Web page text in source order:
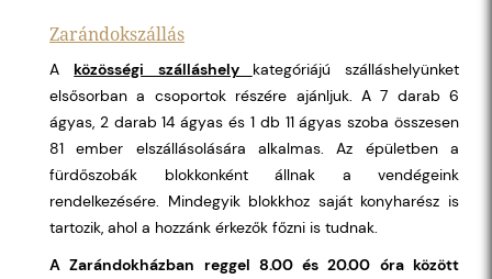
Zarándokszállás
Aközösségi szálláshely kategóriájú szálláshelyünket
elsősorban a csoportok részére ajánljuk. A 7 darab 6
ágyas, 2 darab 14 ágyas és 1 db 11 ágyas szoba összesen
81 ember elszállásolására alkalmas. Az épületben a
fürdőszobák blokkonként állnak a vendégeink
rendelkezésére. Mindegyik blokkhoz saját konyharész is
tartozik, ahol a hozzánk érkezők főzni is tudnak.
A Zarándokházban reggel 8.00 és 20.00 óra között